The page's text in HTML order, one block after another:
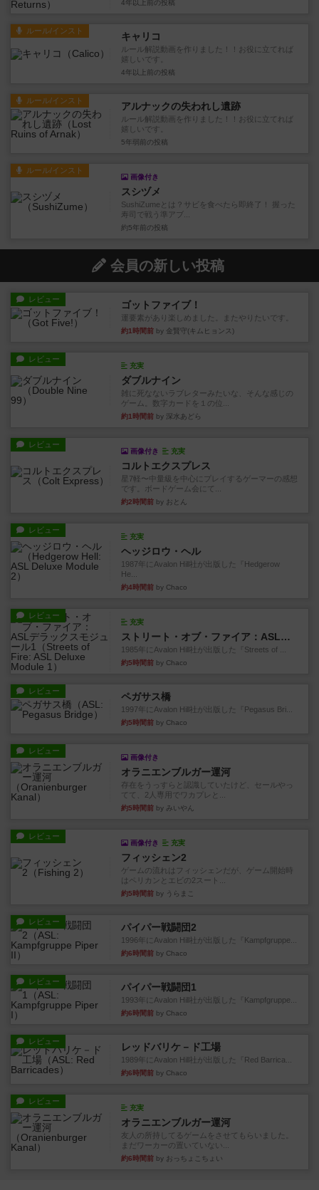
4年以上前 の投稿
ルール/インスト キャリコ
ルール解説動画を作りました！！お役に立てれば
嬉しいです。
4年以上前 の投稿
ルール/インスト アルナックの失われし遺跡
ルール解説動画を作りました！！お役に立てれば
嬉しいです。
5年弱前 の投稿
ルール/インスト
画像付き
スシヅメ
SushiZumeとは？サビを食べたら即終了！ 握った
寿司で戦う準アブ...
約5年前 の投稿
会員の新しい投稿
レビュー ゴットファイブ！
運要素があり楽しめました。またやりたいです。
約1時間前 by 金賢守(キムヒョンス)
レビュー
充実
ダブルナイン
雑に死なないラブレターみたいな、そんな感じの
ゲーム。数字カードを１の位...
約1時間前 by 深水あどら
レビュー
画像付き 充実
コルトエクスプレス
星7軽〜中量級を中心にプレイするゲーマーの感想
です。ボードゲーム会にて...
約2時間前 by おとん
レビュー
充実
ヘッジロウ・ヘル
1987年にAvalon Hill社が出版した『Hedgerow
He...
約4時間前 by Chaco
レビュー
充実
ストリート・オブ・ファイア：ASLデラックスモジュール1
1985年にAvalon Hill社が出版した『Streets of ...
約5時間前 by Chaco
レビュー ペガサス橋
1997年にAvalon Hill社が出版した『Pegasus Bri...
約5時間前 by Chaco
レビュー
画像付き
オラニエンブルガー運河
存在をうっすらと認識していたけど、セールやっ
てて、2人専用でワカプレと...
約5時間前 by みいやん
レビュー
画像付き 充実
フィッシェン2
ゲームの流れはフィッシェンだが、ゲーム開始時
はペリカンとエビの2スート...
約5時間前 by うらまこ
レビュー パイパー戦闘団2
1996年にAvalon Hill社が出版した『Kampfgruppe...
約6時間前 by Chaco
レビュー パイパー戦闘団1
1993年にAvalon Hill社が出版した『Kampfgruppe...
約6時間前 by Chaco
レビュー レッドバリケ－ド工場
1989年にAvalon Hill社が出版した『Red Barrica...
約6時間前 by Chaco
レビュー
充実
オラニエンブルガー運河
友人の所持してるゲームをさせてもらいました。
まだワーカーの置いていない...
約6時間前 by おっちょこちょい